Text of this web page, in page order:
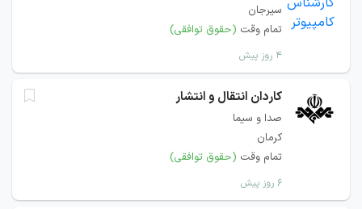
سیرجان
تمام وقت (حقوق توافقی)
۴ روز پیش
کاردان انتقال و انتشار
صدا و سیما
کرمان
تمام وقت (حقوق توافقی)
۶ روز پیش